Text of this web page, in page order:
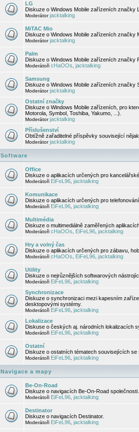
LG
Diskuze o Windows Mobile zařízeních značky
Moderátorjacktalking
MiTAC Mio
Diskuze o Windows Mobile zařízeních značky
Moderátorjacktalking
Palm
Diskuze o Windows Mobile zařízeních značky
Moderátoři cHaOOs jacktalking
Samsung
Diskuze o Windows Mobile zařízeních značky
Moderátorjacktalking
Ostatní značky
Diskuze o Windows Mobile zařízeních, pro
Motorola, Symbol, Toshiba, Yakumo, ...).
Moderátorjacktalking
Příslušenství
Obtížně zařaditelné příspěvky související
Moderátorjacktalking
Software
Office
Diskuze o aplikacích určených pro
Moderátoři EiFeL96 jacktalking
Komunikace
Diskuze o aplikacích určených pro
Moderátoři EiFeL96 jacktalking
Multimédia
Diskuze o multimediálně zaměřených
Moderátoři cHaOOs EiFeL96 jacktalking
Hry a volný čas
Diskuze o aplikacích určených pro zábavu,
Moderátoři cHaOOs EiFeL96 jacktalking
Utility
Diskuze o nejrůznějších softwarových
Moderátoři EiFeL96 jacktalking
Synchronizace
Diskuze o synchronizaci mezi kapesním
desktopovými systémy.
Moderátoři EiFeL96 jacktalking
Lokalizace
Diskuse o českých aj. národních lokalizacích
Moderátoři EiFeL96 jacktalking
Ostatní
Diskuze o ostatních tématech souvisejících se
Moderátoři EiFeL96 jacktalking
Navigace a mapy
Be-On-Road
Diskuze o navigacích Be-On-Road společnosti
Moderátoři EiFeL96 jacktalking
Destinator
Diskuze o navigacích Destinator.
Moderátoři EiFeL96 jacktalking